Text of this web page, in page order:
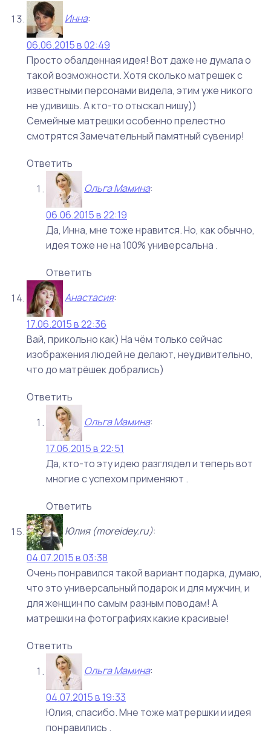
Инна:
06.06.2015 в 02:49
Просто обалденная идея! Вот даже не думала о
такой возможности. Хотя сколько матрешек с
известными персонами видела, этим уже никого
не удивишь. А кто-то отыскал нишу))
Семейные матрешки особенно прелестно
смотрятся Замечательный памятный сувенир!
Ответить
Ольга Мамина:
06.06.2015 в 22:19
Да, Инна, мне тоже нравится. Но, как обычно,
идея тоже не на 100% универсальна .
Ответить
Анастасия:
17.06.2015 в 22:36
Вай, прикольно как) На чём только сейчас
изображения людей не делают, неудивительно,
что до матрёшек добрались)
Ответить
Ольга Мамина:
17.06.2015 в 22:51
Да, кто-то эту идею разглядел и теперь вот
многие с успехом применяют .
Ответить
Юлия (moreidey.ru):
04.07.2015 в 03:38
Очень понравился такой вариант подарка, думаю,
что это универсальный подарок и для мужчин, и
для женщин по самым разным поводам! А
матрешки на фотографиях какие красивые!
Ответить
Ольга Мамина:
04.07.2015 в 19:33
Юлия, спасибо. Мне тоже матрершки и идея
понравились .